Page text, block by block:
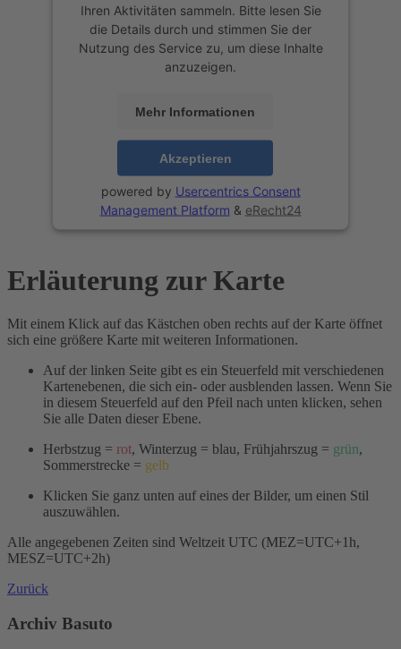
Ihren Aktivitäten sammeln. Bitte lesen Sie
die Details durch und stimmen Sie der
Nutzung des Service zu, um diese Inhalte
anzuzeigen.
Mehr Informationen
Akzeptieren
powered by Usercentrics Consent
Management Platform & eRecht24
Erläuterung zur Karte
Mit einem Klick auf das Kästchen oben rechts auf der Karte öffnet
sich eine größere Karte mit weiteren Informationen.
Auf der linken Seite gibt es ein Steuerfeld mit verschiedenen
Kartenebenen, die sich ein- oder ausblenden lassen. Wenn Sie
in diesem Steuerfeld auf den Pfeil nach unten klicken, sehen
Sie alle Daten dieser Ebene.
Herbstzug = rot, Winterzug = blau, Frühjahrszug = grün,
Sommerstrecke = gelb
Klicken Sie ganz unten auf eines der Bilder, um einen Stil
auszuwählen.
Alle angegebenen Zeiten sind Weltzeit UTC (MEZ=UTC+1h,
MESZ=UTC+2h)
Zurück
Archiv Basuto